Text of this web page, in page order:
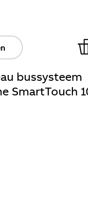
bussysteem
SmartTouch